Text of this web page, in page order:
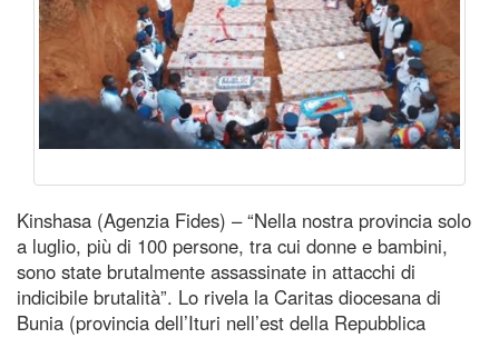
Kinshasa (Agenzia Fides) – “Nella nostra provincia solo
a luglio, più di 100 persone, tra cui donne e bambini,
sono state brutalmente assassinate in attacchi di
indicibile brutalità”. Lo rivela la Caritas diocesana di
Bunia (provincia dell’Ituri nell’est della Repubblica